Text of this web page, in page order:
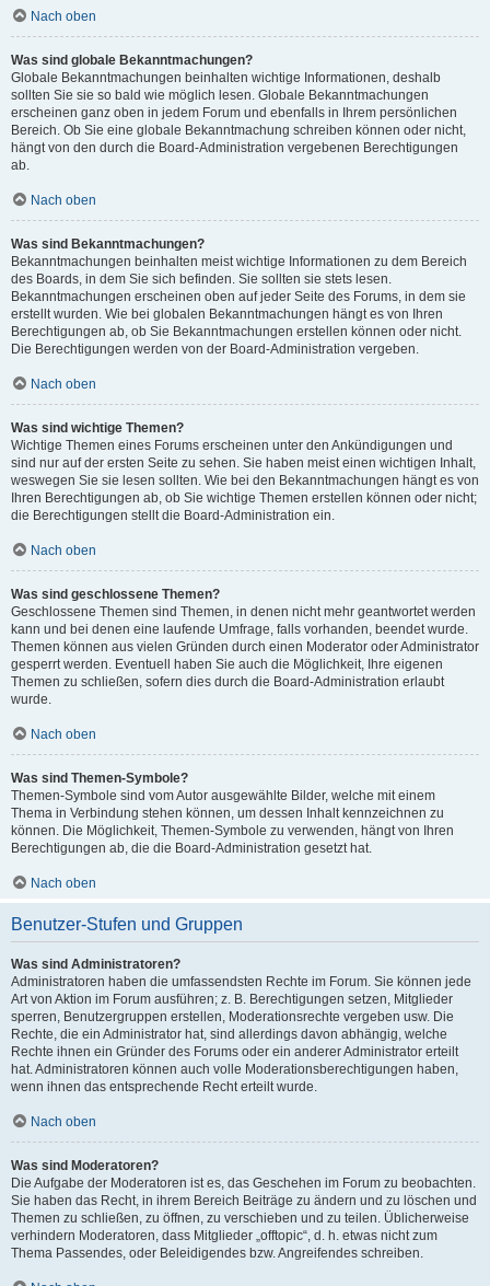
Nach oben
Was sind globale Bekanntmachungen?
Globale Bekanntmachungen beinhalten wichtige Informationen, deshalb
sollten Sie sie so bald wie möglich lesen. Globale Bekanntmachungen
erscheinen ganz oben in jedem Forum und ebenfalls in Ihrem persönlichen
Bereich. Ob Sie eine globale Bekanntmachung schreiben können oder nicht,
hängt von den durch die Board-Administration vergebenen Berechtigungen
ab.
Nach oben
Was sind Bekanntmachungen?
Bekanntmachungen beinhalten meist wichtige Informationen zu dem Bereich
des Boards, in dem Sie sich befinden. Sie sollten sie stets lesen.
Bekanntmachungen erscheinen oben auf jeder Seite des Forums, in dem sie
erstellt wurden. Wie bei globalen Bekanntmachungen hängt es von Ihren
Berechtigungen ab, ob Sie Bekanntmachungen erstellen können oder nicht.
Die Berechtigungen werden von der Board-Administration vergeben.
Nach oben
Was sind wichtige Themen?
Wichtige Themen eines Forums erscheinen unter den Ankündigungen und
sind nur auf der ersten Seite zu sehen. Sie haben meist einen wichtigen Inhalt,
weswegen Sie sie lesen sollten. Wie bei den Bekanntmachungen hängt es von
Ihren Berechtigungen ab, ob Sie wichtige Themen erstellen können oder nicht;
die Berechtigungen stellt die Board-Administration ein.
Nach oben
Was sind geschlossene Themen?
Geschlossene Themen sind Themen, in denen nicht mehr geantwortet werden
kann und bei denen eine laufende Umfrage, falls vorhanden, beendet wurde.
Themen können aus vielen Gründen durch einen Moderator oder Administrator
gesperrt werden. Eventuell haben Sie auch die Möglichkeit, Ihre eigenen
Themen zu schließen, sofern dies durch die Board-Administration erlaubt
wurde.
Nach oben
Was sind Themen-Symbole?
Themen-Symbole sind vom Autor ausgewählte Bilder, welche mit einem
Thema in Verbindung stehen können, um dessen Inhalt kennzeichnen zu
können. Die Möglichkeit, Themen-Symbole zu verwenden, hängt von Ihren
Berechtigungen ab, die die Board-Administration gesetzt hat.
Nach oben
Benutzer-Stufen und Gruppen
Was sind Administratoren?
Administratoren haben die umfassendsten Rechte im Forum. Sie können jede
Art von Aktion im Forum ausführen; z. B. Berechtigungen setzen, Mitglieder
sperren, Benutzergruppen erstellen, Moderationsrechte vergeben usw. Die
Rechte, die ein Administrator hat, sind allerdings davon abhängig, welche
Rechte ihnen ein Gründer des Forums oder ein anderer Administrator erteilt
hat. Administratoren können auch volle Moderationsberechtigungen haben,
wenn ihnen das entsprechende Recht erteilt wurde.
Nach oben
Was sind Moderatoren?
Die Aufgabe der Moderatoren ist es, das Geschehen im Forum zu beobachten.
Sie haben das Recht, in ihrem Bereich Beiträge zu ändern und zu löschen und
Themen zu schließen, zu öffnen, zu verschieben und zu teilen. Üblicherweise
verhindern Moderatoren, dass Mitglieder „offtopic“, d. h. etwas nicht zum
Thema Passendes, oder Beleidigendes bzw. Angreifendes schreiben.